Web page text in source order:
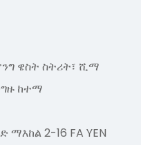
ዌስት ስትሪት፣ ሺማ
ከተማ
ማእከል 2-16 FA YEN